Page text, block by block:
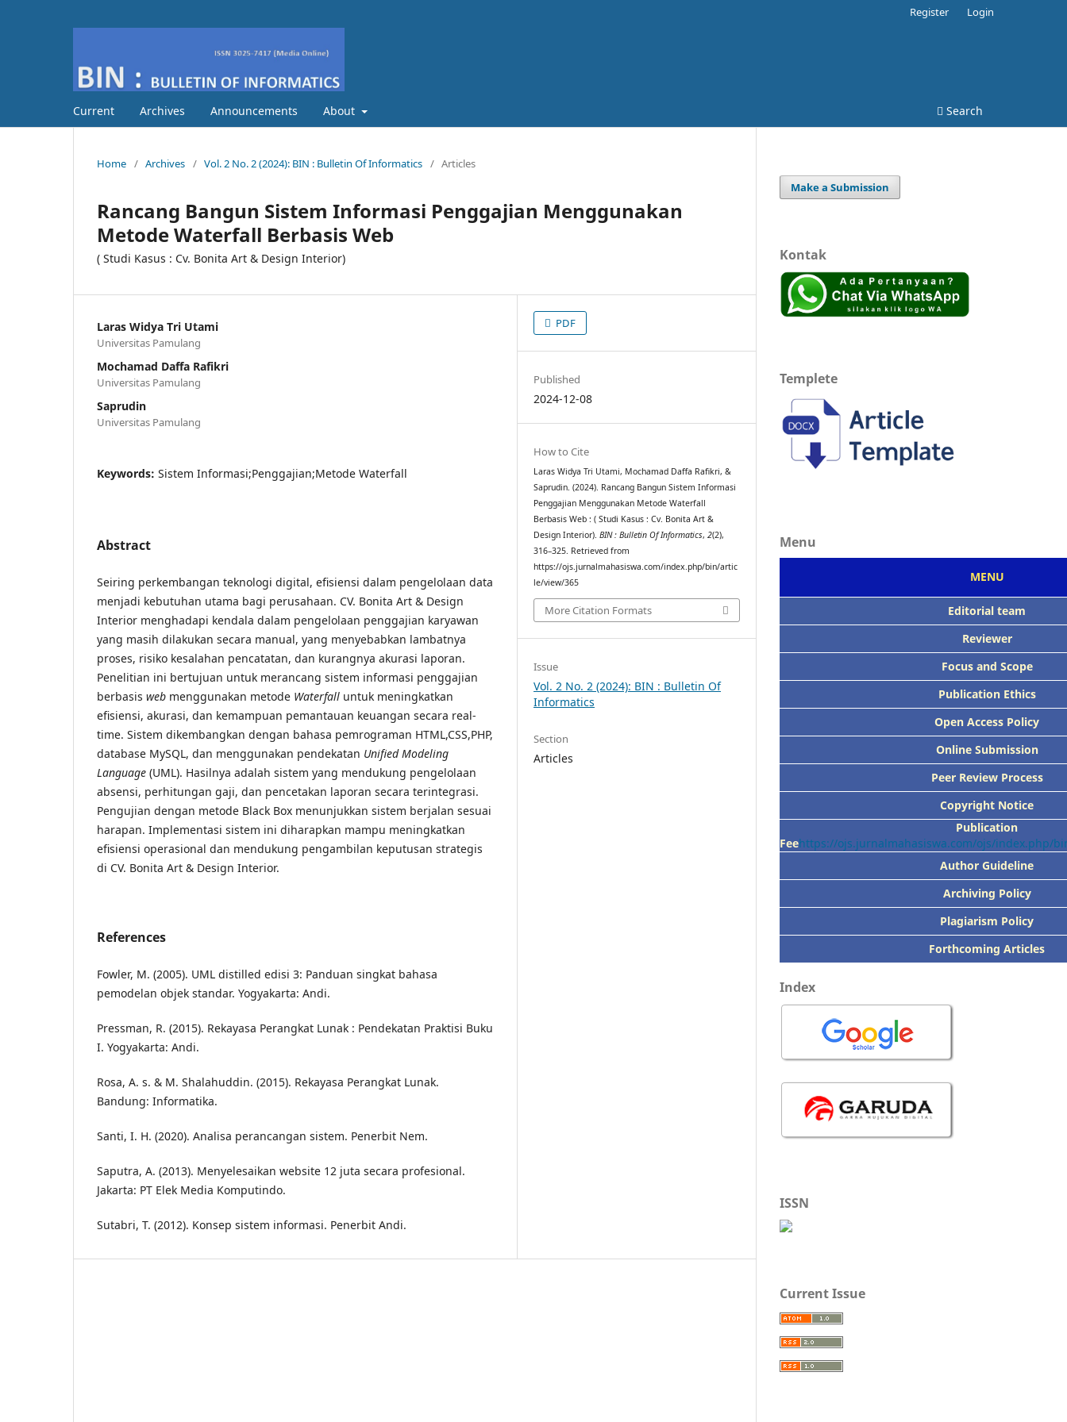
Current Archives Announcements About Search
Register Login
Home / Archives / Vol. 2 No. 2 (2024): BIN : Bulletin Of Informatics / Articles
Rancang Bangun Sistem Informasi Penggajian Menggunakan
Metode Waterfall Berbasis Web
( Studi Kasus : Cv. Bonita Art & Design Interior)
Laras Widya Tri Utami
Universitas Pamulang
Mochamad Daffa Rafikri
Universitas Pamulang
Saprudin
Universitas Pamulang
Keywords: Sistem Informasi;Penggajian;Metode Waterfall
Abstract
Seiring perkembangan teknologi digital, efisiensi dalam pengelolaan data
menjadi kebutuhan utama bagi perusahaan. CV. Bonita Art & Design
Interior menghadapi kendala dalam pengelolaan penggajian karyawan
yang masih dilakukan secara manual, yang menyebabkan lambatnya
proses, risiko kesalahan pencatatan, dan kurangnya akurasi laporan.
Penelitian ini bertujuan untuk merancang sistem informasi penggajian
berbasis web menggunakan metode Waterfall untuk meningkatkan
efisiensi, akurasi, dan kemampuan pemantauan keuangan secara real-
time. Sistem dikembangkan dengan bahasa pemrograman HTML,CSS,PHP,
database MySQL, dan menggunakan pendekatan Unified Modeling
Language (UML). Hasilnya adalah sistem yang mendukung pengelolaan
absensi, perhitungan gaji, dan pencetakan laporan secara terintegrasi.
Pengujian dengan metode Black Box menunjukkan sistem berjalan sesuai
harapan. Implementasi sistem ini diharapkan mampu meningkatkan
efisiensi operasional dan mendukung pengambilan keputusan strategis
di CV. Bonita Art & Design Interior.
References
Fowler, M. (2005). UML distilled edisi 3: Panduan singkat bahasa
pemodelan objek standar. Yogyakarta: Andi.
Pressman, R. (2015). Rekayasa Perangkat Lunak : Pendekatan Praktisi Buku
I. Yogyakarta: Andi.
Rosa, A. s. & M. Shalahuddin. (2015). Rekayasa Perangkat Lunak.
Bandung: Informatika.
Santi, I. H. (2020). Analisa perancangan sistem. Penerbit Nem.
Saputra, A. (2013). Menyelesaikan website 12 juta secara profesional.
Jakarta: PT Elek Media Komputindo.
Sutabri, T. (2012). Konsep sistem informasi. Penerbit Andi.
PDF
Published
2024-12-08
How to Cite
Laras Widya Tri Utami, Mochamad Daffa Rafikri, &
Saprudin. (2024). Rancang Bangun Sistem Informasi
Penggajian Menggunakan Metode Waterfall
Berbasis Web : ( Studi Kasus : Cv. Bonita Art &
Design Interior).BIN : Bulletin Of Informatics,2(2),
316–325. Retrieved from
https://ojs.jurnalmahasiswa.com/index.php/bin/artic
le/view/365
More Citation Formats
Issue
Vol. 2 No. 2 (2024): BIN : Bulletin Of
Informatics
Section
Articles
Make a Submission
Kontak
Templete
Menu
MENU
Editorial team
Reviewer
Focus and Scope
Publication Ethics
Open Access Policy
Online Submission
Peer Review Process
Copyright Notice
Publication
Feehttps://ojs.jurnalmahasiswa.com/ojs/index.php/
Author Guideline
Archiving Policy
Plagiarism Policy
Forthcoming Articles
Index
ISSN
Current Issue